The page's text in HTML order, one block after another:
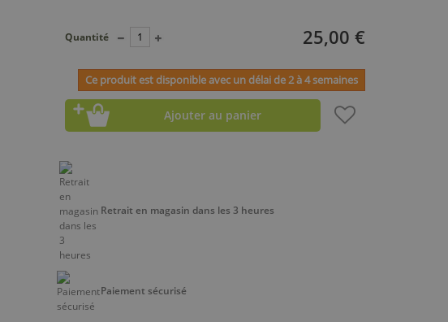
25,00 €
Quantité
Ce produit est disponible avec un délai de 2 à 4 semaines
Ajouter au panier
Retrait en magasin dans les 3 heures
Paiement sécurisé